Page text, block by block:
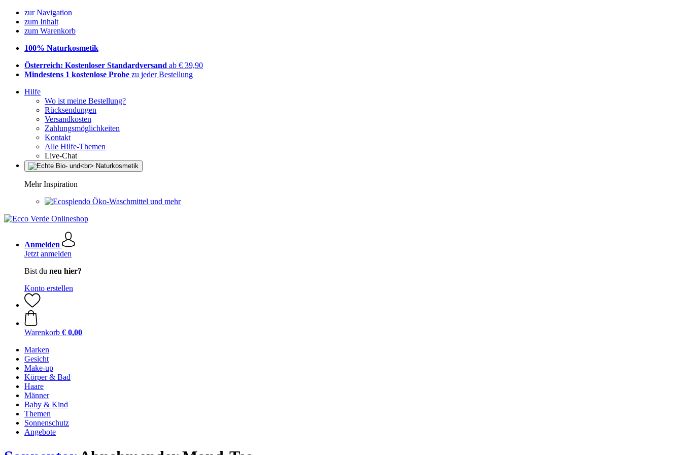
zur Navigation
zum Inhalt
zum Warenkorb
100% Naturkosmetik
Österreich: Kostenloser Standardversand ab € 39,90
Mindestens 1 kostenlose Probe zu jeder Bestellung
Hilfe
Wo ist meine Bestellung?
Rücksendungen
Versandkosten
Zahlungsmöglichkeiten
Kontakt
Alle Hilfe-Themen
Live-Chat
Mehr Inspiration
Öko-Waschmittel und mehr
Anmelden
Jetzt anmelden
Bist du neu hier?
Konto erstellen
Warenkorb € 0,00
Marken
Gesicht
Make-up
Körper & Bad
Haare
Männer
Baby & Kind
Themen
Sonnenschutz
Angebote